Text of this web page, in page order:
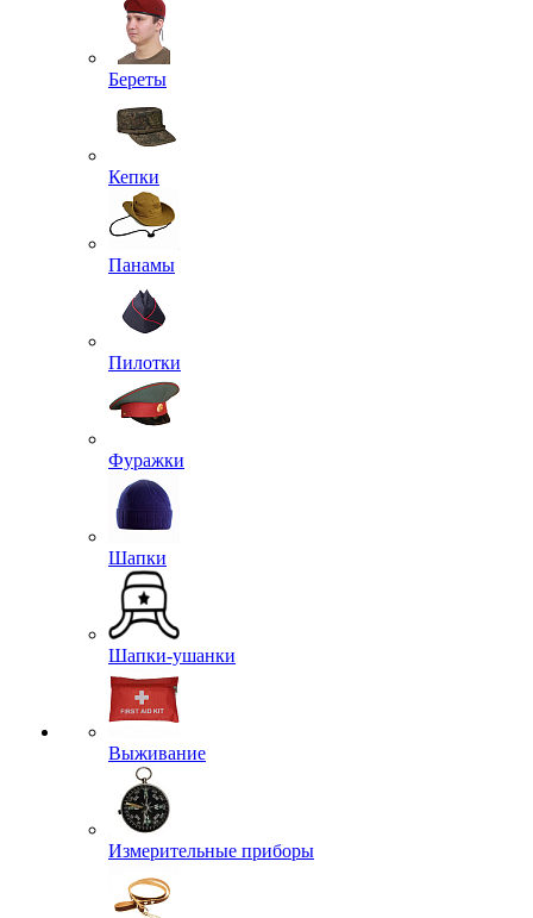
Береты
Кепки
Панамы
Пилотки
Фуражки
Шапки
Шапки-ушанки
Выживание
Измерительные приборы